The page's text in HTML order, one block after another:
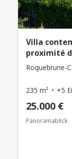
Villa
proximité
Roquebrune-
235 m² +5
25.000 €
Panoramablick